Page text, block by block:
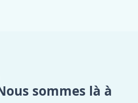
sommes là à